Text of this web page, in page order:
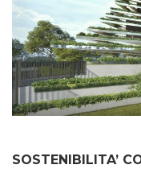
SOSTENIBILITA’